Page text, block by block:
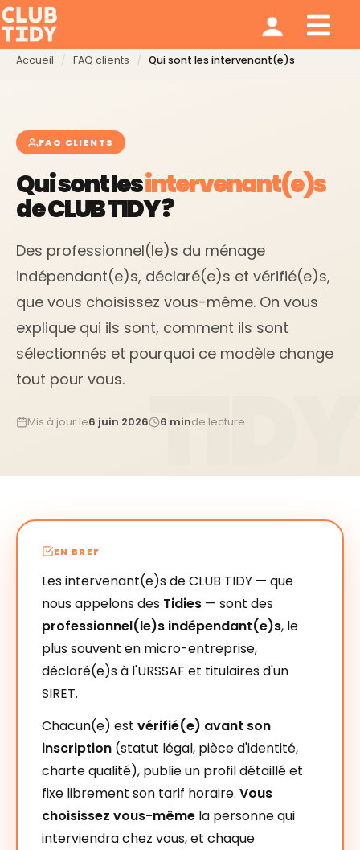
Accueil FAQ clients Qui sont les intervenant(e)s
FAQ CLIENTS
Qui sont lesintervenant(e)s
de CLUB TIDY ?
Des professionnel(le)s du ménage
indépendant(e)s, déclaré(e)s et vérifié(e)s,
que vous choisissez vous-même. On vous
explique qui ils sont, comment ils sont
sélectionnés et pourquoi ce modèle change
tout pour vous.
Mis à jour le6 juin 2026 6 minde lecture
EN BREF
Les intervenant(e)s de CLUB TIDY — que
nous appelons des Tidies — sont des
professionnel(le)s indépendant(e)s, le
plus souvent en micro-entreprise,
déclaré(e)s à l'URSSAF et titulaires d'un
SIRET.
Chacun(e) est vérifié(e) avant son
inscription (statut légal, pièce d'identité,
charte qualité), publie un profil détaillé et
fixe librement son tarif horaire. Vous
choisissez vous-même la personne qui
interviendra chez vous, et chaque